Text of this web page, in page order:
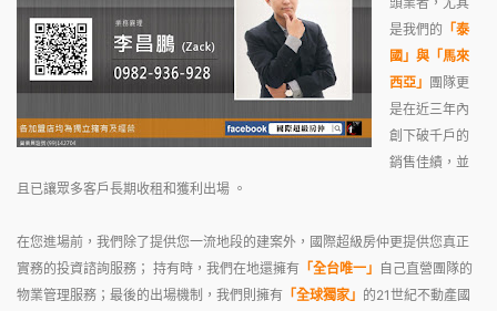
是我們的 「泰
國」與「馬來
西亞」 團隊更
是在近三年內
創下破千戶的
銷售佳績，並
且已讓眾多客戶長期收租和獲利出場 。
在您進場前，我們除了提供您一流地段的建案外，國際超級房仲更提供您真正
實務的投資諮詢服務 ； 持有時，我們在地還擁有 「全台唯一」 自己直營團隊的
物業管理服務 ； 最後的出場機制，我們則擁有 「全球獨家」 的21世紀不動產國